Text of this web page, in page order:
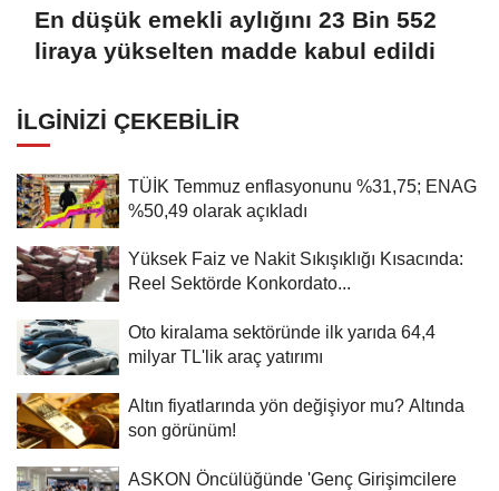
En düşük emekli aylığını 23 Bin 552
liraya yükselten madde kabul edildi
İLGINIZI ÇEKEBILIR
TÜİK Temmuz enflasyonunu %31,75; ENAG
%50,49 olarak açıkladı
Yüksek Faiz ve Nakit Sıkışıklığı Kısacında:
Reel Sektörde Konkordato...
Oto kiralama sektöründe ilk yarıda 64,4
milyar TL'lik araç yatırımı
Altın fiyatlarında yön değişiyor mu? Altında
son görünüm!
ASKON Öncülüğünde 'Genç Girişimcilere